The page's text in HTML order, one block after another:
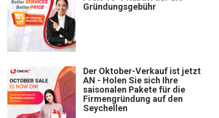
Gründungsgebühr
Der Oktober-Verkauf ist jetzt
AN - Holen Sie sich Ihre
saisonalen Pakete für die
Firmengründung auf den
Seychellen